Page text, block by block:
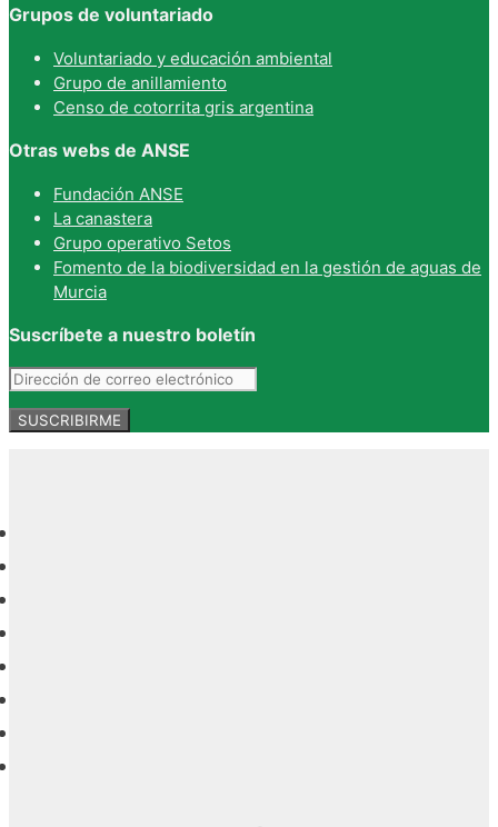
Grupos de voluntariado
Voluntariado y educación ambiental
Grupo de anillamiento
Censo de cotorrita gris argentina
Otras webs de ANSE
Fundación ANSE
La canastera
Grupo operativo Setos
Fomento de la biodiversidad en la gestión de aguas de
Murcia
Suscríbete a nuestro boletín